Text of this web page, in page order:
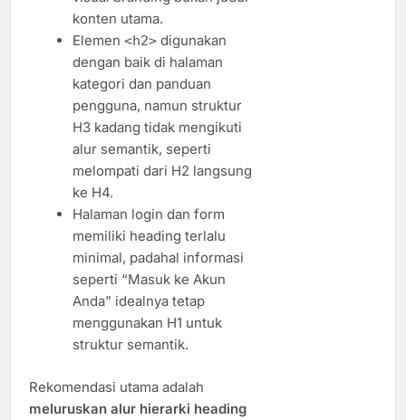
konten utama.
Elemen <h2>digunakan
dengan baik di halaman
kategori dan panduan
pengguna, namun struktur
H3 kadang tidak mengikuti
alur semantik, seperti
melompati dari H2 langsung
ke H4.
Halaman login dan form
memiliki heading terlalu
minimal, padahal informasi
seperti “Masuk ke Akun
Anda” idealnya tetap
menggunakan H1 untuk
struktur semantik.
Rekomendasi utama adalah
meluruskan alur hierarki heading